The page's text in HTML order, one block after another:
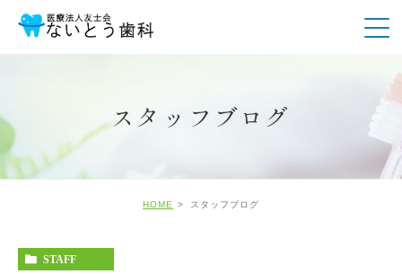
スタッフブログ
HOME スタッフブログ
STAFF